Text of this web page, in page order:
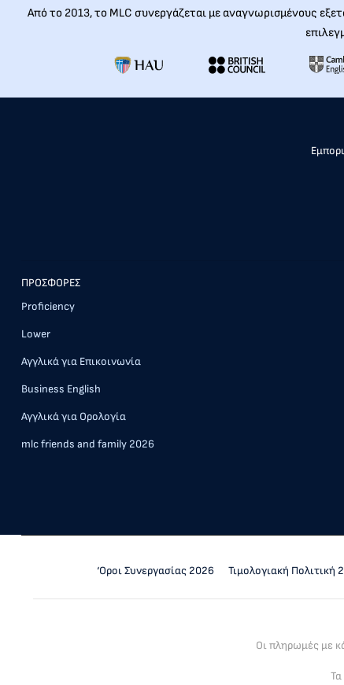
Από το 2013, το MLC συνεργάζεται με αναγνωρισμένους
ΠΡΟΣΦΟΡΕΣ
Proficiency
Lower
Αγγλικά για Επικοινωνία
Business English
Αγγλικά για Ορολογία
mlc friends and family 2026
‘Οροι Συνεργασίας 2026 Τιμολογιακή Πολιτική
Οι πληρωμές με